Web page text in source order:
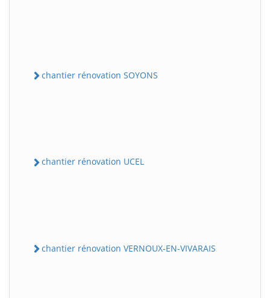
chantier rénovation SOYONS
chantier rénovation UCEL
chantier rénovation VERNOUX-EN-VIVARAIS